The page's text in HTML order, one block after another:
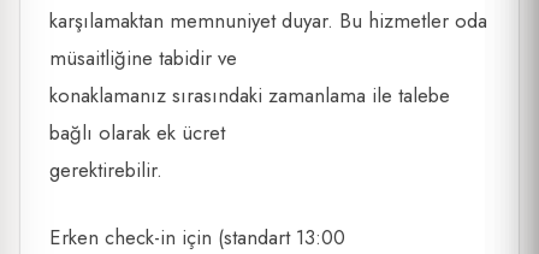
karşılamaktan memnuniyet duyar. Bu hizmetler oda
müsaitliğine tabidir ve
konaklamanız sırasındaki zamanlama ile talebe
bağlı olarak ek ücret
gerektirebilir.
Erken check-in için (standart 13:00